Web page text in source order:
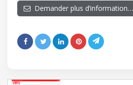
Demander plus d’information…